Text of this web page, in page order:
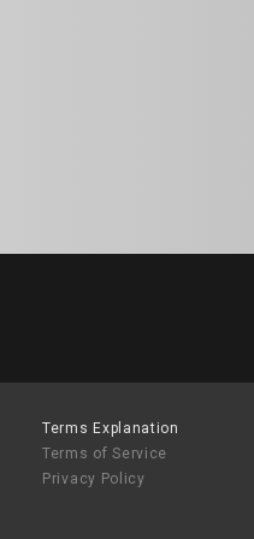
Terms Explanation
Terms of Service
Privacy Policy